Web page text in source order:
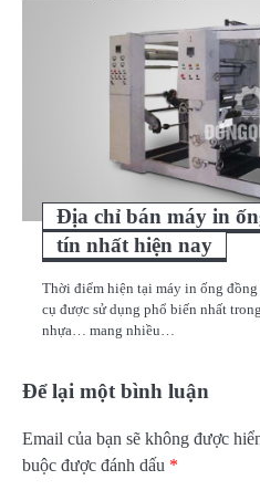
Địa chỉ bán máy in
tín nhất hiện nay
Thời điểm hiện tại máy in ống đồng
cụ được sử dụng phổ biến nhất
nhựa… mang nhiều…
Để lại một bình luận
Email của bạn sẽ không được
buộc được đánh dấu *